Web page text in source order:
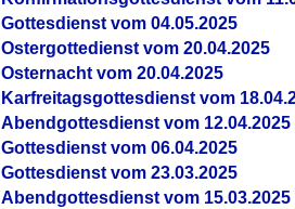
Gottesdienst vom 04.05.2025
Ostergottedienst vom 20.04.2025
Osternacht vom 20.04.2025
Karfreitagsgottesdienst vom
Abendgottesdienst vom 12.04.2025
Gottesdienst vom 06.04.2025
Gottesdienst vom 23.03.2025
Abendgottesdienst vom 15.03.2025